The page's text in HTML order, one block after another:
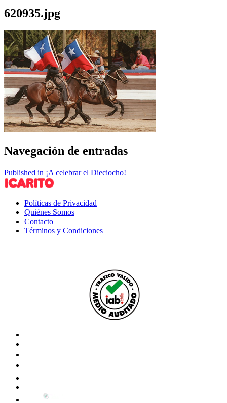
620935.jpg
Navegación de entradas
Published in ¡A celebrar el Dieciocho!
Políticas de Privacidad
Quiénes Somos
Contacto
Términos y Condiciones